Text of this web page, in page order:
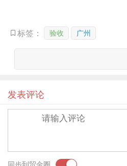
五，为逃避整改验收，暂停自
相较“57号文” 广州的要求
对于广州的备案验收工作，网
尤其是存量资产、债权转让等
整改验收是网贷专项整治三大环
上看，广州版本的验收方案基
唐学庆解释说：“比如，方案要
业银行开展资金存管业务合作
标签： 验收 广州
发表评论